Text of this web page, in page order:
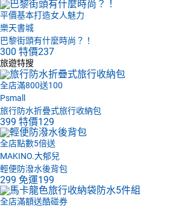
平價基本打造女人魅力
樂天書城
巴黎街頭有什麼時尚？！
300 特價237
旅遊特搜
全店滿800送100
Psmall
旅行防水折疊式旅行收納包
399 特價129
全店點數5倍送
MAKINO.大郁兒
輕便防潑水後背包
299 免運199
全店滿額送酷碰券